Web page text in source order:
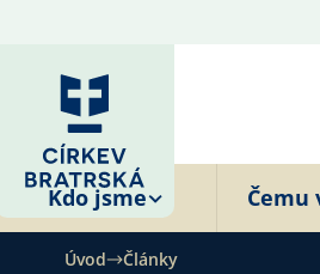
Kdo jsme Čemu
Úvod Články